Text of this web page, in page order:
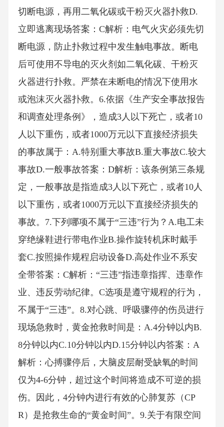
切断电源，再用二氧化碳或干粉灭火器扑救D.
立即逃离现场答案：C解析：电气火灾必须先切
断电源，防止扑救过程中发生触电事故。断电
后可使用不导电的灭火剂如二氧化碳、干粉灭
火器进行扑救。严禁在未断电的情况下使用水
或泡沫灭火器扑救。6.依据《生产安全事故报告
和调查处理条例》，造成3人以下死亡，或者10
人以下重伤，或者1000万元以下直接经济损失
的事故属于：A.特别重大事故B.重大事故C.较大
事故D.一般事故答案：D解析：该条例第三条规
定，一般事故是指造成3人以下死亡，或者10人
以下重伤，或者1000万元以下直接经济损失的
事故。7.下列哪项不属于“三违”行为？A.电工未
穿绝缘鞋进行带电作业B.操作旋转机床时戴手
套C.按照操作规程启动设备D.高处作业不系安
全带答案：C解析：“三违”指违章指挥、违章作
业、违反劳动纪律。C选项是遵守规程的行为，
不属于“三违”。8.对心跳、呼吸骤停的伤员进行
现场急救时，黄金抢救时间是：A.4分钟以内B.
8分钟以内C.10分钟以内D.15分钟以内答案：A
解析：心搏骤停后，大脑皮层耐受缺氧的时间
仅为4-6分钟，超过这个时间将造成不可逆的损
伤。因此，4分钟内进行有效的心肺复苏（CP
R）是抢救生命的“黄金时间”。9.关于有限空间